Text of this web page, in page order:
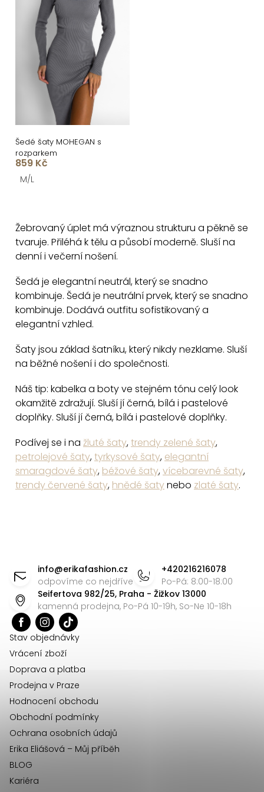
Šedé šaty MOHEGAN s
rozparkem
859 Kč
M/L
l
á
a
c
í
r
v
y
v
ý
i
s
u
Žebrovaný úplet má výraznou strukturu a pěkně se
tvaruje. Přiléhá k tělu a působí moderně. Sluší na
denní i večerní nošení.
Šedá je elegantní neutrál, který se snadno
kombinuje. Šedá je neutrální prvek, který se snadno
kombinuje. Dodává outfitu sofistikovaný a
elegantní vzhled.
Šaty jsou základ šatníku, který nikdy nezklame. Sluší
na běžné nošení i do společnosti.
Náš tip: kabelka a boty ve stejném tónu celý look
okamžitě zdražují. Sluší jí černá, bílá i pastelové
doplňky. Sluší jí černá, bílá i pastelové doplňky.
Podívej se i na žluté šaty,trendy zelené šaty,
petrolejové šaty,tyrkysové šaty, elegantní
smaragdové šaty, béžové šaty,vícebarevné šaty,
trendy červené šaty, hnědé šatynebo zlaté šaty.
info@erikafashion.cz
odpovíme co nejdříve
+420216216078
Po-Pá: 8:00-18:00
Seifertova 982/25, Praha - Žižkov 13000
kamenná prodejna, Po-Pá 10-19h, So-Ne 10-18h
Stav objednávky
Vrácení zboží
Doprava a platba
Prodejna v Praze
Hodnocení obchodu
Obchodní podmínky
Ochrana osobních údajů
Erika Eliášová – Můj příběh
BLOG
Kariéra